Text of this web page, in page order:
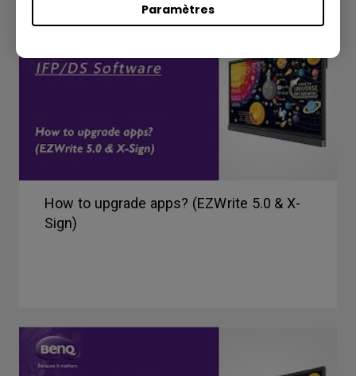
Paramètres
How to upgrade apps? (EZWrite 5.0 & X-
Sign)